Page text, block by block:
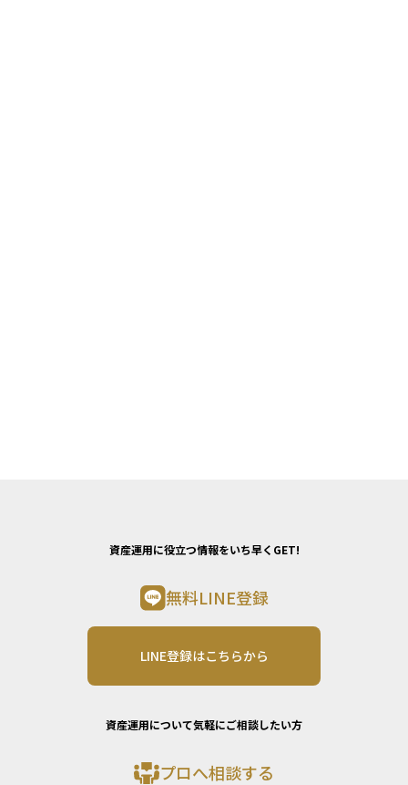
資産運用に役立つ情報をいち早くGET!
無料LINE登録
LINE登録はこちらから
資産運用について気軽にご相談したい方
プロへ相談する